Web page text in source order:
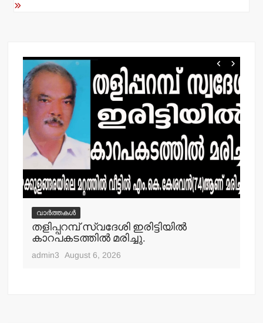
വാർത്തകൾ
തളിപ്പറമ്പ് സ്വദേശി ഇരിട്ടിയില്‍
കാറപകടത്തില്‍ മരിച്ചു.
admin3 August 6, 2026